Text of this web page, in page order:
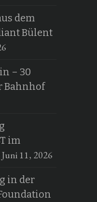
dem
Bülent
– 30
Bahnhof
im
Juni 11, 2026
in der